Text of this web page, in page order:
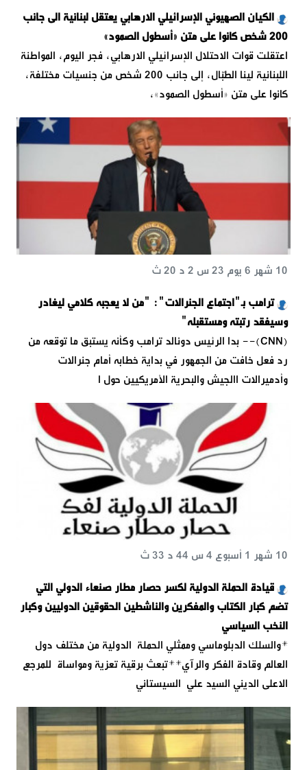
الكيان الصهيوني الإسرائيلي الارهابي يعتقل لبنانية الى جانب
200 شخص كانوا على متن «أسطول الصمود»
اعتقلت قوات الاحتلال الإسرائيلي الارهابي، فجر اليوم، المواطنة
اللبنانية لينا الطبّال، إلى جانب 200 شخص من جنسيات مختلفة،
كانوا على متن «أسطول الصمود»،
ترامب بـ"اجتماع الجنرالات": "من لا يعجبه كلامي ليغادر
وسيفقد رتبته ومستقبله"
10 شهر 6 يوم 23 س 2 د 20 ث
(CNN)-- بدا الرئيس دونالد ترامب وكأنه يستبق ما توقعه من
رد فعل خافت من الجمهور في بداية خطابه أمام جنرالات
وأدميرالات االجيش والبحرية الأمريكيين حول ا
قيادة الحملة الدولية لكسر حصار مطار صنعاء الدولي التي
تضم كبار الكتاب والمفكرين والناشطين الحقوقين الدوليين وكبار
النخب السياسي
10 شهر 1 أسبوع 4 س 44 د 33 ث
*والسلك الدبلوماسي وممثلي الحملة الدولية من مختلف دول
العالم وقادة الفكر والرآي**تبعث برقية تعزية ومواساة للمرجع
الاعلى الديني السيد علي السيستاني